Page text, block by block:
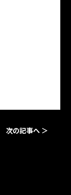
次の記事へ ＞